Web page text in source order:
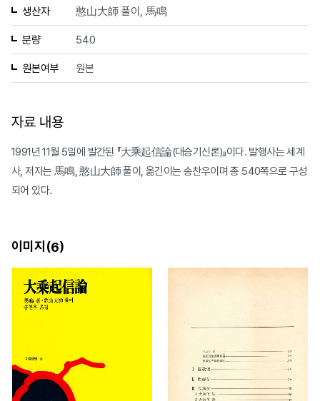
생산자 憨山大師 풀이, 馬鳴
분량 540
원본여부 원본
자료 내용
1991년 11월 5일에 발간된 『大乘起信論(대승기신론)』이다. 발행사는 세계
사, 저자는 馬鳴, 憨山大師 풀이, 옮긴이는 송찬우이며 총 540쪽으로 구성
되어 있다.
이미지(6)